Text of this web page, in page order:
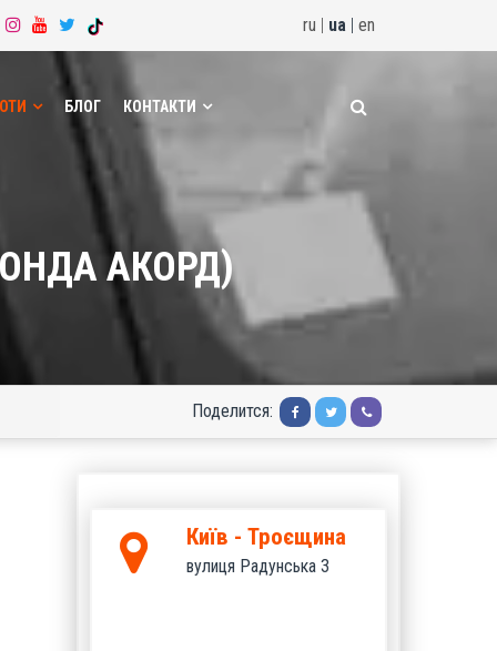
ru | ua | en
БЛОГ КОНТАКТИ
АКОРД)
Поделится:
Київ - Троєщина
вулиця Радунська 3